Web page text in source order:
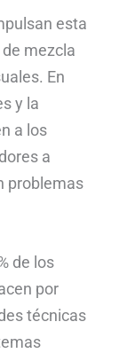
esta
mezcla
En
y la
a los
a
problemas
de los
por
técnicas